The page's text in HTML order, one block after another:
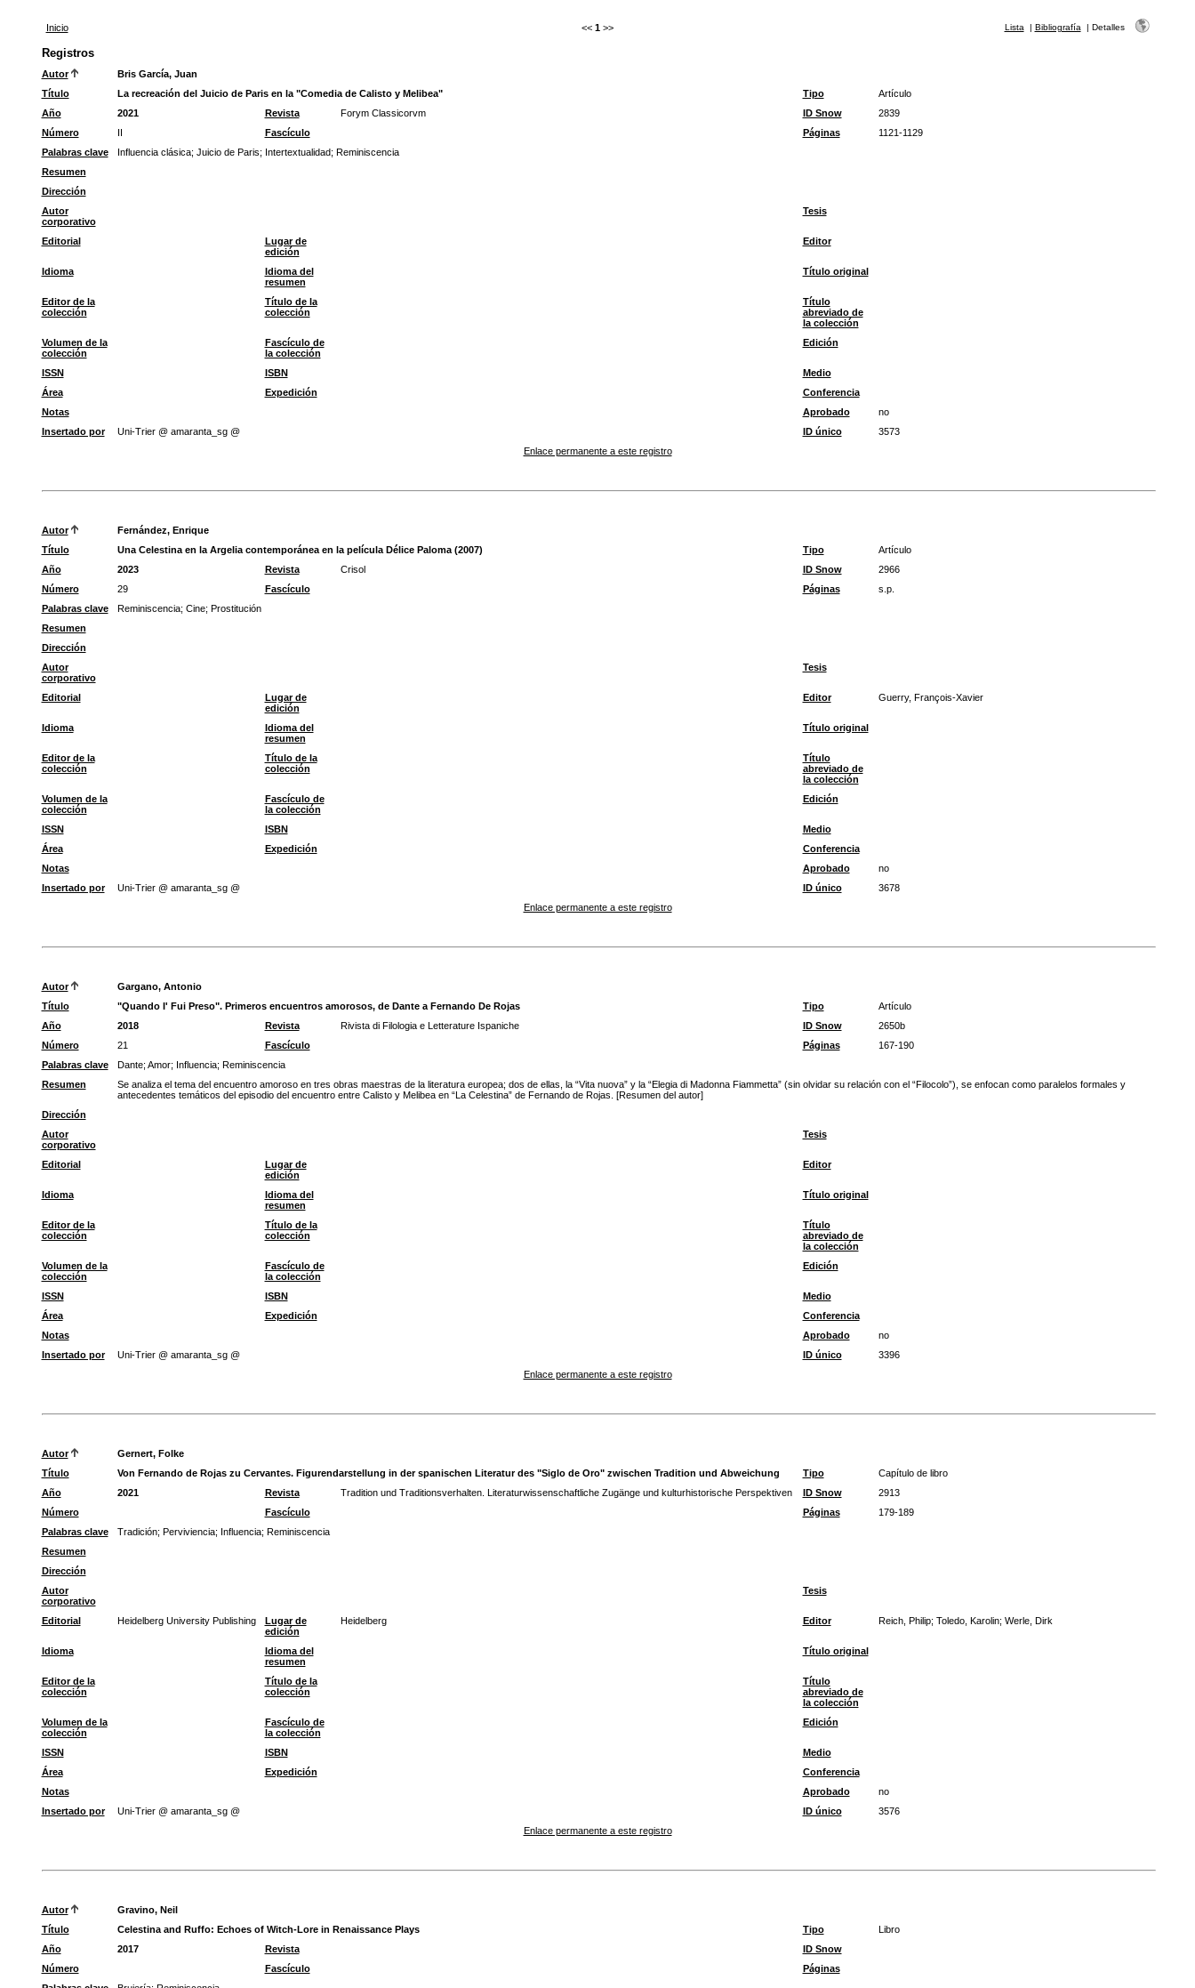
Inicio << 1 >> Lista | Bibliografía | Detalles
Registros
Autor
Bris García, Juan
Título
La recreación del Juicio de Paris en la "Comedia de Calisto y Melibea" Tipo
Artículo
Año
2021 Revista Forym Classicorvm ID Snow
2839
Número
II Fascículo Páginas
1121-1129
Palabras clave
Influencia clásica; Juicio de Paris; Intertextualidad; Reminiscencia
Resumen
Dirección
Autor
corporativo
Tesis
Editorial
Lugar de
edición
Editor
Idioma
Idioma del
resumen
Título original
Editor de la
colección
Título de la
colección
Título
abreviado de
la colección
Volumen de la
colección
Fascículo de
la colección
Edición
ISSN ISBN
Medio
Área
Expedición
Conferencia
Notas
Aprobado
no
Insertado por
Uni-Trier @ amaranta_sg @ ID único
3573
Enlace permanente a este registro
Autor
Fernández, Enrique
Título
Una Celestina en la Argelia contemporánea en la película Délice Paloma (2007) Tipo
Artículo
Año
2023 Revista Crisol ID Snow
2966
Número
29 Fascículo Páginas
s.p.
Palabras clave
Reminiscencia; Cine; Prostitución
Resumen
Dirección
Autor
corporativo
Tesis
Editorial
Lugar de
edición
Editor Guerry, François-Xavier
Idioma
Idioma del
resumen
Título original
Editor de la
colección
Título de la
colección
Título
abreviado de
la colección
Volumen de la
colección
Fascículo de
la colección
Edición
ISSN ISBN
Medio
Área
Expedición
Conferencia
Notas
Aprobado
no
Insertado por
Uni-Trier @ amaranta_sg @ ID único
3678
Enlace permanente a este registro
Autor
Gargano, Antonio
Título
"Quando I' Fui Preso". Primeros encuentros amorosos, de Dante a Fernando De Rojas Tipo
Artículo
Año
2018 Revista Rivista di Filologia e Letterature Ispaniche ID Snow
2650b
Número
21 Fascículo Páginas
167-190
Palabras clave
Dante; Amor; Influencia; Reminiscencia
Resumen
Se analiza el tema del encuentro amoroso en tres obras maestras de la literatura europea; dos de ellas, la “Vita nuova” y la “Elegia di Madonna Fiammetta” (sin olvidar su relación con el “Filocolo”), se enfocan como paralelos formales y
antecedentes temáticos del episodio del encuentro entre Calisto y Melibea en “La Celestina” de Fernando de Rojas. [Resumen del autor]
Dirección
Autor
corporativo
Tesis
Editorial
Lugar de
edición
Editor
Idioma
Idioma del
resumen
Título original
Editor de la
colección
Título de la
colección
Título
abreviado de
la colección
Volumen de la
colección
Fascículo de
la colección
Edición
ISSN ISBN
Medio
Área
Expedición
Conferencia
Notas
Aprobado
no
Insertado por
Uni-Trier @ amaranta_sg @ ID único
3396
Enlace permanente a este registro
Autor
Gernert, Folke
Título
Von Fernando de Rojas zu Cervantes. Figurendarstellung in der spanischen Literatur des "Siglo de Oro" zwischen Tradition und Abweichung Tipo
Capítulo de libro
Año
2021 Revista Tradition und Traditionsverhalten. Literaturwissenschaftliche Zugänge und kulturhistorische Perspektiven ID Snow
2913
Número
Fascículo Páginas
179-189
Palabras clave
Tradición; Perviviencia; Influencia; Reminiscencia
Resumen
Dirección
Autor
corporativo
Tesis
Editorial Heidelberg University Publishing
Lugar de
edición
Heidelberg Editor Reich, Philip; Toledo, Karolin; Werle, Dirk
Idioma
Idioma del
resumen
Título original
Editor de la
colección
Título de la
colección
Título
abreviado de
la colección
Volumen de la
colección
Fascículo de
la colección
Edición
ISSN ISBN
Medio
Área
Expedición
Conferencia
Notas
Aprobado
no
Insertado por
Uni-Trier @ amaranta_sg @ ID único
3576
Enlace permanente a este registro
Autor
Gravino, Neil
Título
Celestina and Ruffo: Echoes of Witch-Lore in Renaissance Plays Tipo
Libro
Año
2017 Revista
ID Snow
Número
Fascículo
Páginas